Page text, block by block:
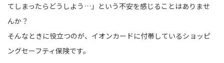
てしまったらどうしよう…」という不安を感じることはありませ
んか？
そんなときに役立つのが、イオンカードに付帯しているショッピ
ングセーフティ保険です。